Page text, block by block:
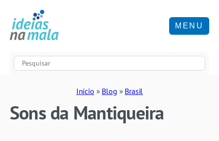
MENU
Início » Blog » Brasil
Sons da Mantiqueira